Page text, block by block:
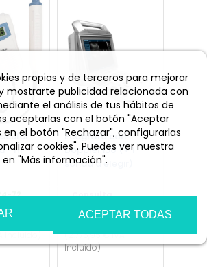
propias y de terceros para mejorar
mostrarte publicidad relacionada con
el análisis de tus hábitos de
aceptarlas con el botón "Aceptar
en el botón "Rechazar", configurarlas
cookies". Puedes ver nuestra
"Más información".
ACEPTAR TODAS
- Hi-
72
GRATIS
Ecógrafo con
Doppler i50 (+ 1
sonda a elegir)
Consulta
2.295,00 €
ENVÍO GRATIS
(2.776,95 € IVA
Incluido)